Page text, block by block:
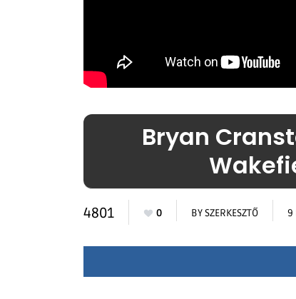
Bryan
4801 0 BYSZERKESZTŐ 9